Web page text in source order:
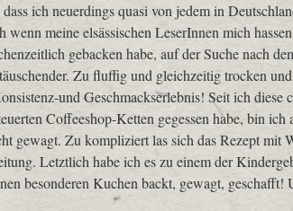
ich neuerdings quasi von jedem in
wenn meine elsässischen LeserInnen mich
gebacken habe, auf der Suche nach
Zu fluffig und gleichzeitig trocken
und Geschmackserlebnis! Seit ich diese
Coffeeshop-Ketten gegessen habe, bin
gewagt. Zu kompliziert las sich das Rezept mit
Letztlich habe ich es zu einem der
besonderen Kuchen backt, gewagt, geschafft!